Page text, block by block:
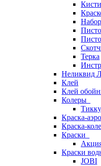
Кисти
Терка
Неликвид
Клей
Клей
Колеры
Краска-
Краска-
Краски
Краски
JOBI